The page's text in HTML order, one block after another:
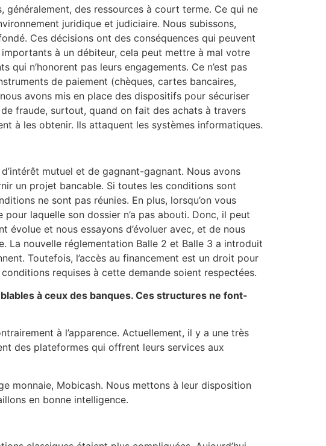
des ressources à court terme. Ce qui ne
juridique et judiciaire. Nous subissons,
Ces décisions ont des conséquences qui peuvent
à un débiteur, cela peut mettre à mal votre
n’honorent pas leurs engagements. Ce n’est pas
de paiement (chèques, cartes bancaires,
avons mis en place des dispositifs pour sécuriser
fraude, surtout, quand on fait des achats à travers
à les obtenir. Ils attaquent les systèmes informatiques.
mutuel et de gagnant-gagnant. Nous avons
un projet bancable. Si toutes les conditions sont
ne sont pas réunies. En plus, lorsqu’on vous
laquelle son dossier n’a pas abouti. Donc, il peut
et nous essayons d’évoluer avec, et de nous
La nouvelle réglementation Balle 2 et Balle 3 a introduit
Toutefois, l’accès au financement est un droit pour
requises à cette demande soient respectées.
à ceux des banques. Ces structures ne font-
à l’apparence. Actuellement, il y a une très
des plateformes qui offrent leurs services aux
monnaie, Mobicash. Nous mettons à leur disposition
en bonne intelligence.